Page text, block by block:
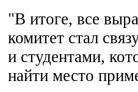
"В итоге, все
комитет стал
и студентами,
найти место